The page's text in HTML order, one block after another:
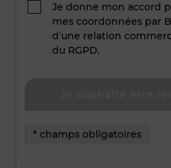
Je donne mon accord
mes coordonnées par
d’une relation
du RGPD.
* champs obligatoires